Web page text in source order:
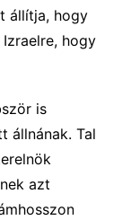
állítja, hogy
hogy
is
állnának. Tal
azt